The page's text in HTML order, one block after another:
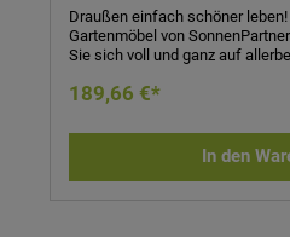
Draußen einfach schöner
Gartenmöbel von
Sie sich voll und ganz auf
handwerklich meisterhafte,
werden sehen: Die
und damit für höchste Qualität
189,66 €*
In den